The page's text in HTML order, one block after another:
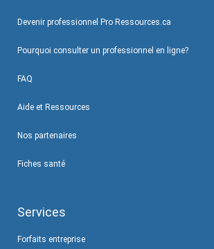
Devenir professionnel Pro Ressources.ca
Pourquoi consulter un professionnel en ligne?
FAQ
Aide et Ressources
Nos partenaires
Fiches santé
Services
Forfaits entreprise